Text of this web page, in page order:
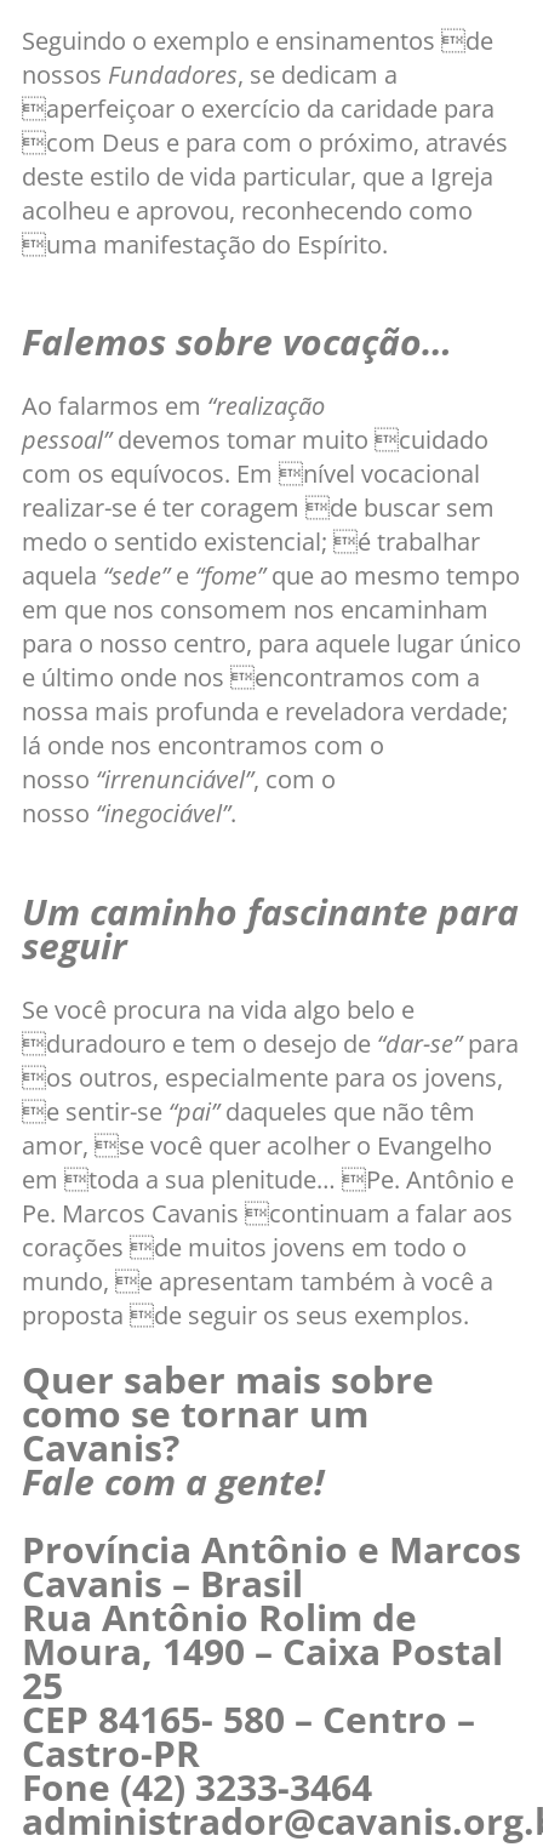
Seguindo o exemplo e ensinamentos de
nossos Fundadores, se dedicam a
aperfeiçoar o exercício da caridade para
com Deus e para com o próximo, através
deste estilo de vida particular, que a Igreja
acolheu e aprovou, reconhecendo como
uma manifestação do Espírito.
Falemos sobre vocação…
Ao falarmos em “realização
pessoal”devemos tomar muito cuidado
com os equívocos. Em nível vocacional
realizar-se é ter coragem de buscar sem
medo o sentido existencial; é trabalhar
aquela “sede”e “fome”que ao mesmo tempo
em que nos consomem nos encaminham
para o nosso centro, para aquele lugar único
e último onde nos encontramos com a
nossa mais profunda e reveladora verdade;
lá onde nos encontramos com o
nosso “irrenunciável”, com o
nosso “inegociável”.
Um caminho fascinante para
seguir
Se você procura na vida algo belo e
duradouro e tem o desejo de “dar-se”para
os outros, especialmente para os jovens,
e sentir-se “pai”daqueles que não têm
amor, se você quer acolher o Evangelho
em toda a sua plenitude… Pe. Antônio e
Pe. Marcos Cavanis continuam a falar aos
corações de muitos jovens em todo o
mundo, e apresentam também à você a
proposta de seguir os seus exemplos.
Quer saber mais sobre
como se tornar um
Cavanis?
Fale com a gente!
Província Antônio e Marcos
Cavanis – Brasil
Rua Antônio Rolim de
Moura, 1490 – Caixa Postal
25
CEP 84165- 580 – Centro –
Castro-PR
Fone (42) 3233-3464